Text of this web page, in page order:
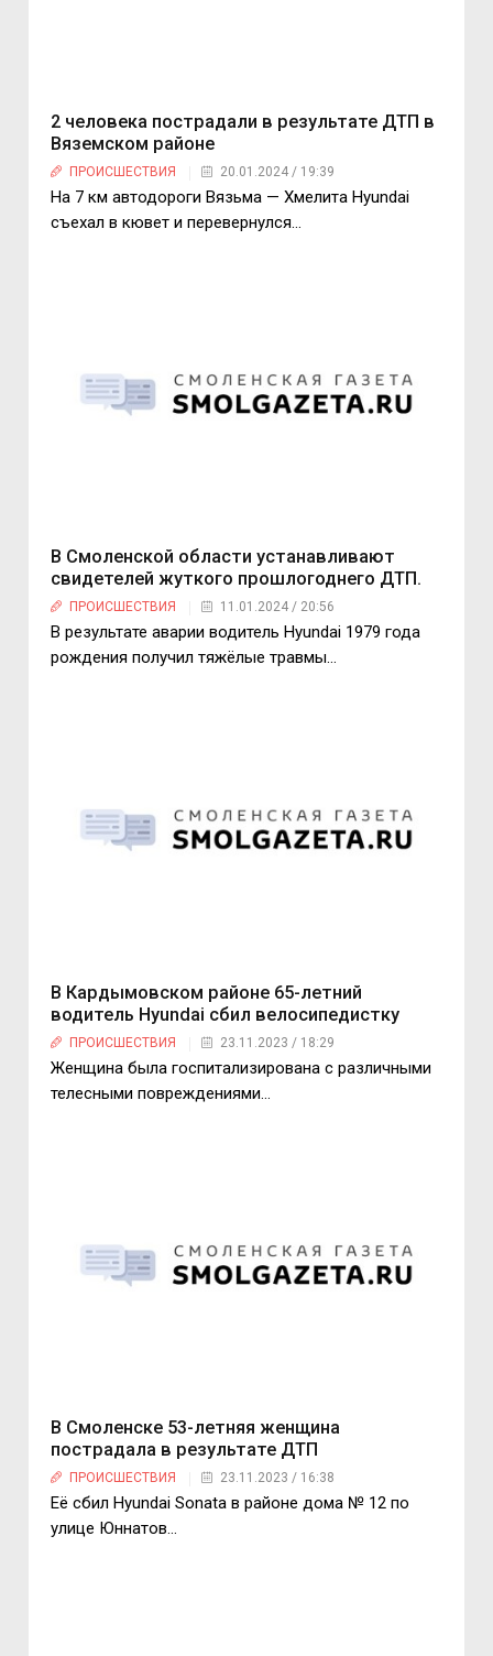
2 человека пострадали в результате ДТП в
Вяземском районе
ПРОИСШЕСТВИЯ 20.01.2024 / 19:39
На 7 км автодороги Вязьма — Хмелита Hyundai
съехал в кювет и перевернулся…
В Смоленской области устанавливают
свидетелей жуткого прошлогоднего ДТП.
ПРОИСШЕСТВИЯ 11.01.2024 / 20:56
В результате аварии водитель Hyundai 1979 года
рождения получил тяжёлые травмы…
В Кардымовском районе 65-летний
водитель Hyundai сбил велосипедистку
ПРОИСШЕСТВИЯ 23.11.2023 / 18:29
Женщина была госпитализирована с различными
телесными повреждениями…
В Смоленске 53-летняя женщина
пострадала в результате ДТП
ПРОИСШЕСТВИЯ 23.11.2023 / 16:38
Её сбил Hyundai Sonata в районе дома № 12 по
улице Юннатов…